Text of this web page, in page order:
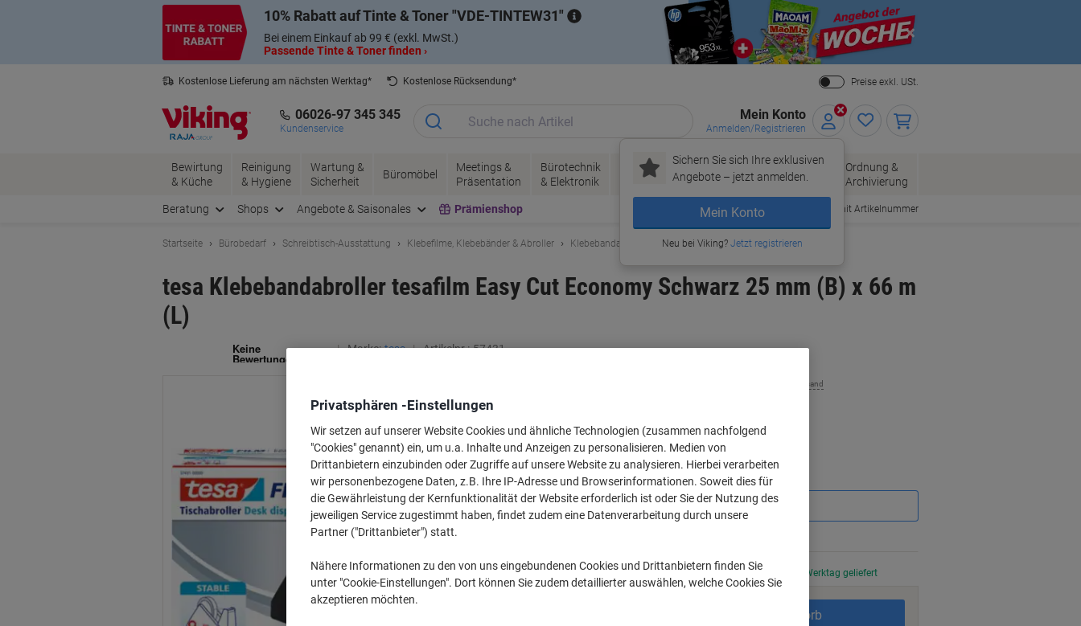
10% Rabatt auf Tinte & Toner VDE-TINTEW31
Bei einem Einkauf ab 99 € (exkl. MwSt.)
Passende Tinte & Toner finden ›
Close
Kostenlose Lieferung am nächsten Werktag*
Kostenlose Rücksendung*
Preise exkl. USt.
06026-97 345 345
Kundenservice
Mein Konto
Anmelden/Registrieren
Sichern Sie sich Ihre exklusiven
Angebote – jetzt anmelden.
Mein Konto
Neu bei Viking?Jetzt registrieren
Bewirtung
& Küche
Reinigung
& Hygiene
Wartung &
Sicherheit
Büromöbel
Meetings &
Präsentation
Bürotechnik
& Elektronik
Tinte &
Toner
Papier, Versand
& Pakete
Bürobedarf
Ordnung &
Archivierung
Beratung Shops Angebote & Saisonales Prämienshop Bestellen mit Artikelnummer
Startseite Bürobedarf Schreibtisch-Ausstattung Klebefilme, Klebebänder & Abroller Klebebandabroller
tesa Klebebandabroller tesafilm Easy Cut Economy Schwarz 25 mm (B) x 66 m
(L)
Marke: tesa Artikelnr.: 57431
0,23 € / m exkl. USt
zzgl. Versand
Menge exkl. USt
1-2Stück 16,49 €
Aktuell verfügbar Vor 17:00 Uhr bestellt, am nächsten Werktag geliefert
In den Warenkorb
Privatsphären -Einstellungen
Wir setzen auf unserer Website Cookies und ähnliche Technologien (zusammen nachfolgend
"Cookies" genannt) ein, um u.a. Inhalte und Anzeigen zu personalisieren. Medien von
Drittanbietern einzubinden oder Zugriffe auf unsere Website zu analysieren. Hierbei verarbeiten
wir personenbezogene Daten, z.B. Ihre IP-Adresse und Browserinformationen. Soweit dies für
die Gewährleistung der Kernfunktionalität der Website erforderlich ist oder Sie der Nutzung des
jeweiligen Service zugestimmt haben, findet zudem eine Datenverarbeitung durch unsere
Partner ("Drittanbieter") statt.
Nähere Informationen zu den von uns eingebundenen Cookies und Drittanbietern finden Sie
unter "Cookie-Einstellungen". Dort können Sie zudem detaillierter auswählen, welche Cookies Sie
akzeptieren möchten.